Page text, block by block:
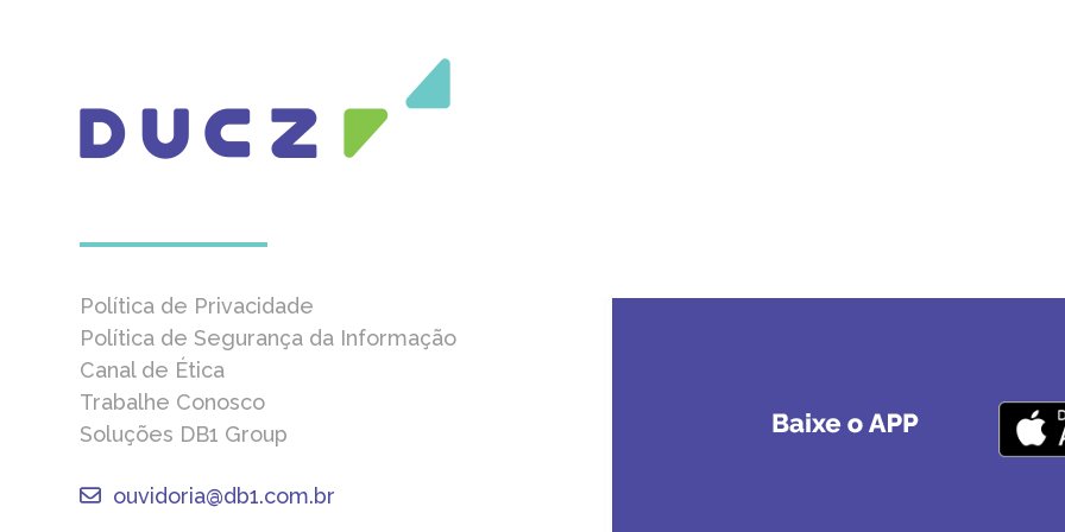
Política de Privacidade
Política de Segurança da Informação
Canal de Ética
Trabalhe Conosco
Soluções DB1 Group
ouvidoria@db1.com.br